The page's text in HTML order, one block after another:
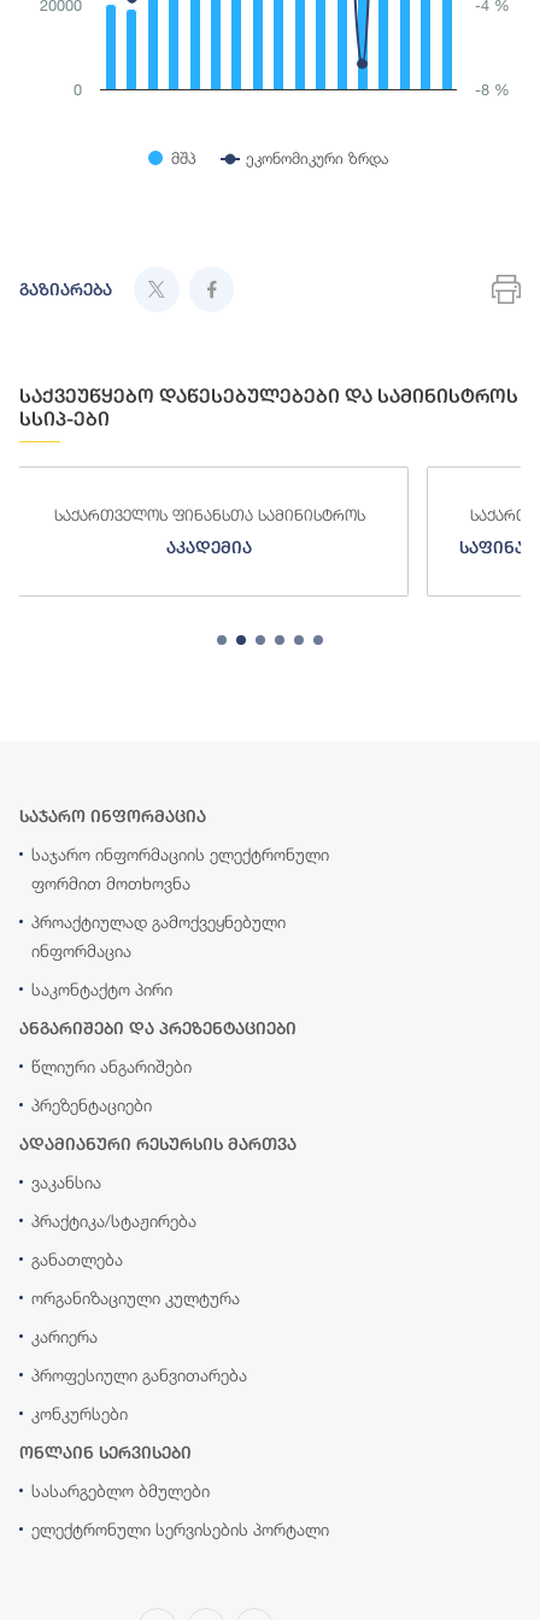
მშპ ეკონომიკური ზრდა
0
20000
-8 %
-4 %
გაზიარება
საქვეუწყებო დაწესებულებები და სამინისტროს
სსიპ-ები
სამინისტროს
საქართველოს ფინანსთა სამინისტროს
საფინანსო-ანალიტიკური
საჯარო ინფორმაცია
საჯარო ინფორმაციის ელექტრონული
ფორმით მოთხოვნა
პროაქტიულად გამოქვეყნებული
ინფორმაცია
საკონტაქტო პირი
ანგარიშები და პრეზენტაციები
წლიური ანგარიშები
პრეზენტაციები
ადამიანური რესურსის მართვა
ვაკანსია
პრაქტიკა/სტაჟირება
განათლება
ორგანიზაციული კულტურა
კარიერა
პროფესიული განვითარება
კონკურსები
ონლაინ სერვისები
სასარგებლო ბმულები
ელექტრონული სერვისების პორტალი